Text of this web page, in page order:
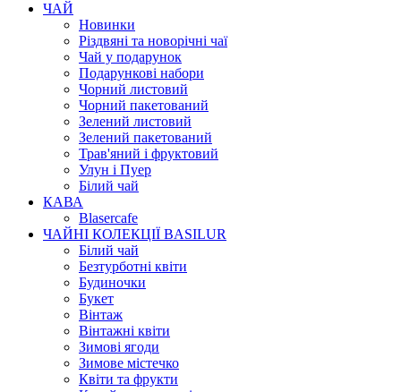
ЧАЙ
Новинки
Різдвяні та новорічні чаї
Чай у подарунок
Подарункові набори
Чорний листовий
Чорний пакетований
Зелений листовий
Зелений пакетований
Трав'яний і фруктовий
Улун і Пуер
Білий чай
КАВА
Blasercafe
ЧАЙНІ КОЛЕКЦІЇ BASILUR
Білий чай
Безтурботні квіти
Будиночки
Букет
Вінтаж
Вінтажні квіти
Зимові ягоди
Зимове містечко
Квіти та фрукти